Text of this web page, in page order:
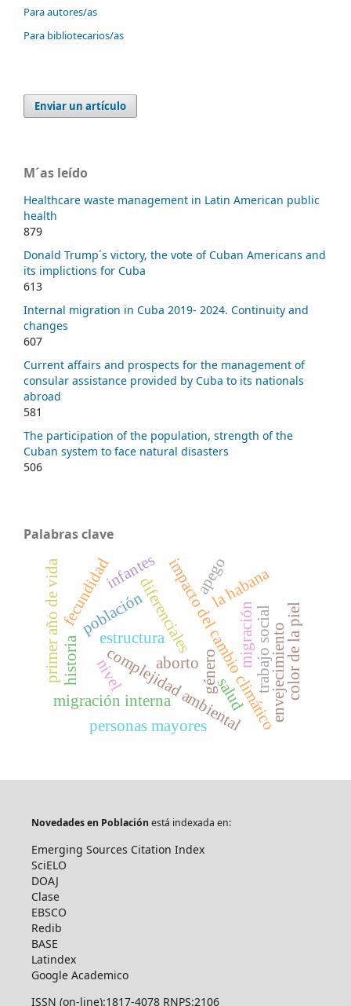
Para autores/as
Para bibliotecarios/as
Enviar un artículo
M´as leído
Healthcare waste management in Latin American public
health
879
Donald Trump´s victory, the vote of Cuban Americans and
its implictions for Cuba
613
Internal migration in Cuba 2019- 2024. Continuity and
changes
607
Current affairs and prospects for the management of
consular assistance provided by Cuba to its nationals
abroad
581
The participation of the population, strength of the
Cuban system to face natural disasters
506
Palabras clave
complejidad ambiental
impacto del cambio climático
población trabajo social
personas mayores
envejecimiento
migración interna
género
diferenciales
estructura
fecundidad la habana
nivel
migración
aborto
salud
historia color de la piel
infantes
primer año de vida apego
Novedades en Poblaciónestá indexada en:
Emerging Sources Citation Index
SciELO
DOAJ
Clase
EBSCO
Redib
BASE
Latindex
Google Academico
ISSN (on-line):1817-4078 RNPS:2106